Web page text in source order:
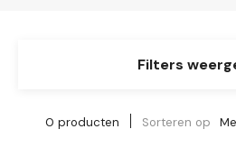
Filters
0 producten Sorteren op